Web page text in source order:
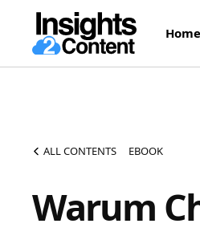
Home
ALL CONTENTS EBOOK
Warum